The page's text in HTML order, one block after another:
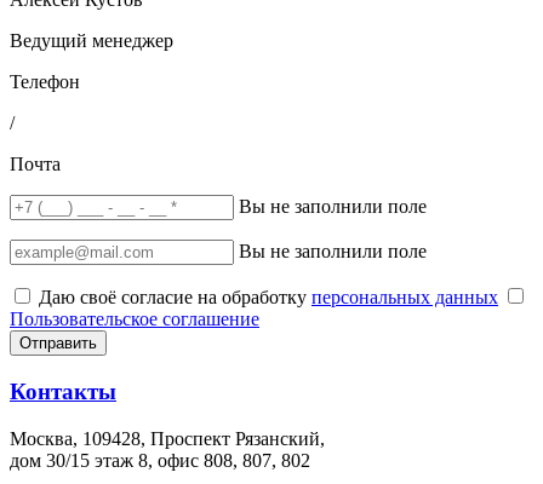
Ведущий менеджер
Телефон
/
Почта
Вы не заполнили поле
Вы не заполнили поле
Даю своё согласие на обработку персональных данных
Пользовательское соглашение
Отправить
Контакты
Москва, 109428, Проспект Рязанский,
дом 30/15 этаж 8, офис 808, 807, 802